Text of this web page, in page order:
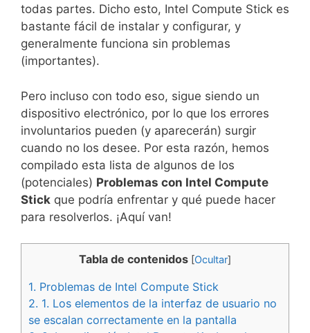
todas partes. Dicho esto, Intel Compute Stick es
bastante fácil de instalar y configurar, y
generalmente funciona sin problemas
(importantes).
Pero incluso con todo eso, sigue siendo un
dispositivo electrónico, por lo que los errores
involuntarios pueden (y aparecerán) surgir
cuando no los desee. Por esta razón, hemos
compilado esta lista de algunos de los
(potenciales) Problemas con Intel Compute
Stick que podría enfrentar y qué puede hacer
para resolverlos. ¡Aquí van!
Tabla de contenidos [Ocultar]
1. Problemas de Intel Compute Stick
2. 1. Los elementos de la interfaz de usuario no
se escalan correctamente en la pantalla